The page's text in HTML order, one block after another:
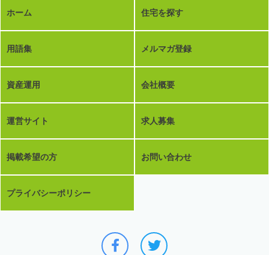
ホーム 住宅を探す
用語集 メルマガ登録
資産運用 会社概要
運営サイト 求人募集
掲載希望の方 お問い合わせ
プライバシーポリシー